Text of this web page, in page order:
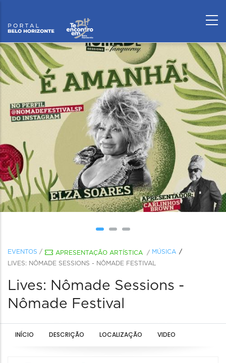
EVENTOS / APRESENTAÇÃO ARTÍSTICA / MÚSICA
LIVES: NÔMADE SESSIONS - NÔMADE FESTIVAL
Lives: Nômade Sessions -
Nômade Festival
INÍCIO DESCRIÇÃO LOCALIZAÇÃO VIDEO